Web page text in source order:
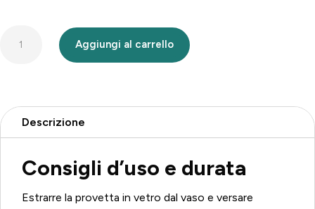
a
45,00 €
bastoncino
Aggiungi al carrello
Descrizione
Consigli d’uso e durata
Estrarre la provetta in vetro dal vaso e versare